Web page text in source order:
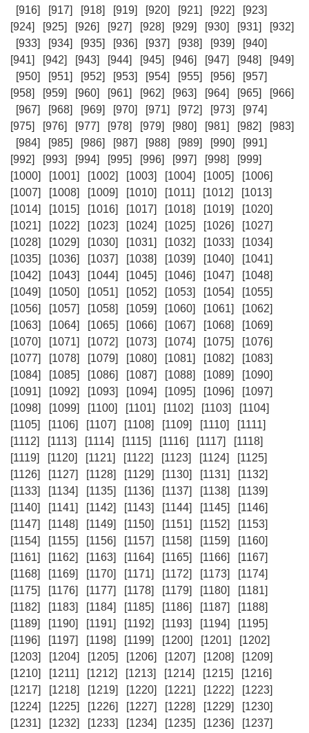
[916] [917] [918] [919] [920] [921] [922]
[923]
[924]
[925] [926] [927] [928] [929] [930] [931]
[932]
[933]
[934] [935] [936] [937] [938] [939]
[940]
[941]
[942] [943] [944] [945] [946] [947] [948]
[949]
[950]
[951] [952] [953] [954] [955] [956]
[957]
[958]
[959] [960] [961] [962] [963] [964] [965]
[966]
[967]
[968] [969] [970] [971] [972] [973]
[974]
[975]
[976] [977] [978] [979] [980] [981] [982]
[983]
[984]
[985] [986] [987] [988] [989] [990]
[991]
[992]
[993] [994] [995] [996] [997] [998]
[999]
[1000]
[1001] [1002] [1003] [1004] [1005]
[1006]
[1007]
[1008] [1009] [1010] [1011] [1012]
[1013]
[1014]
[1015] [1016] [1017] [1018] [1019]
[1020]
[1021]
[1022] [1023] [1024] [1025] [1026]
[1027]
[1028]
[1029] [1030] [1031] [1032] [1033]
[1034]
[1035]
[1036] [1037] [1038] [1039] [1040]
[1041]
[1042]
[1043] [1044] [1045] [1046] [1047]
[1048]
[1049]
[1050] [1051] [1052] [1053] [1054]
[1055]
[1056]
[1057] [1058] [1059] [1060] [1061]
[1062]
[1063]
[1064] [1065] [1066] [1067] [1068]
[1069]
[1070]
[1071] [1072] [1073] [1074] [1075]
[1076]
[1077]
[1078] [1079] [1080] [1081] [1082]
[1083]
[1084]
[1085] [1086] [1087] [1088] [1089]
[1090]
[1091]
[1092] [1093] [1094] [1095] [1096]
[1097]
[1098]
[1099] [1100] [1101] [1102] [1103]
[1104]
[1105]
[1106] [1107] [1108] [1109] [1110]
[1111]
[1112]
[1113] [1114] [1115] [1116] [1117]
[1118]
[1119]
[1120] [1121] [1122] [1123] [1124]
[1125]
[1126]
[1127] [1128] [1129] [1130] [1131]
[1132]
[1133]
[1134] [1135] [1136] [1137] [1138]
[1139]
[1140]
[1141] [1142] [1143] [1144] [1145]
[1146]
[1147]
[1148] [1149] [1150] [1151] [1152]
[1153]
[1154]
[1155] [1156] [1157] [1158] [1159]
[1160]
[1161]
[1162] [1163] [1164] [1165] [1166]
[1167]
[1168]
[1169] [1170] [1171] [1172] [1173]
[1174]
[1175]
[1176] [1177] [1178] [1179] [1180]
[1181]
[1182]
[1183] [1184] [1185] [1186] [1187]
[1188]
[1189]
[1190] [1191] [1192] [1193] [1194]
[1195]
[1196]
[1197] [1198] [1199] [1200] [1201]
[1202]
[1203]
[1204] [1205] [1206] [1207] [1208]
[1209]
[1210]
[1211] [1212] [1213] [1214] [1215]
[1216]
[1217]
[1218] [1219] [1220] [1221] [1222]
[1223]
[1224]
[1225] [1226] [1227] [1228] [1229]
[1230]
[1231]
[1232] [1233] [1234] [1235] [1236]
[1237]